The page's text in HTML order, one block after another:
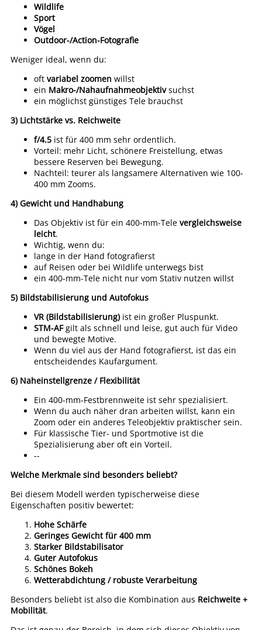
Wildlife
Sport
Vögel
Outdoor-/Action-Fotografie
Weniger ideal, wenn du:
oft variabel zoomen willst
ein Makro-/Nahaufnahmeobjektivsuchst
ein möglichst günstiges Tele brauchst
3) Lichtstärke vs. Reichweite
f/4.5 ist für 400 mm sehr ordentlich.
Vorteil: mehr Licht, schönere Freistellung, etwas
bessere Reserven bei Bewegung.
Nachteil: teurer als langsamere Alternativen wie 100-
400 mm Zooms.
4) Gewicht und Handhabung
Das Objektiv ist für ein 400-mm-Tele vergleichsweise
leicht.
Wichtig, wenn du:
lange in der Hand fotografierst
auf Reisen oder bei Wildlife unterwegs bist
ein 400-mm-Tele nicht nur vom Stativ nutzen willst
5) Bildstabilisierung und Autofokus
VR (Bildstabilisierung) ist ein großer Pluspunkt.
STM-AFgilt als schnell und leise, gut auch für Video
und bewegte Motive.
Wenn du viel aus der Hand fotografierst, ist das ein
entscheidendes Kaufargument.
6) Naheinstellgrenze / Flexibilität
Ein 400-mm-Festbrennweite ist sehr spezialisiert.
Wenn du auch näher dran arbeiten willst, kann ein
Zoom oder ein anderes Teleobjektiv praktischer sein.
Für klassische Tier- und Sportmotive ist die
Spezialisierung aber oft ein Vorteil.
--
Welche Merkmale sind besonders beliebt?
Bei diesem Modell werden typischerweise diese
Eigenschaften positiv bewertet:
Hohe Schärfe
Geringes Gewicht für 400 mm
Starker Bildstabilisator
Guter Autofokus
Schönes Bokeh
Wetterabdichtung / robuste Verarbeitung
Besonders beliebt ist also die Kombination aus Reichweite +
Mobilität.